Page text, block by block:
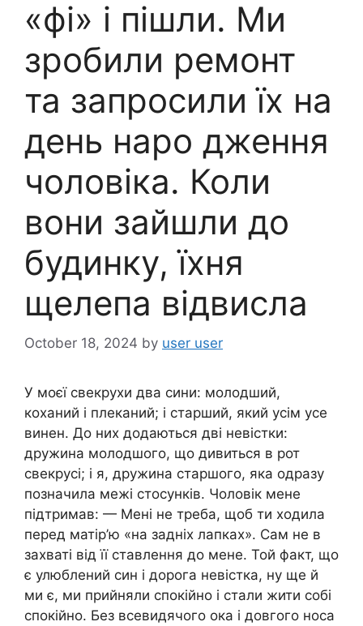
«фі» і пішли. Ми
зробили ремонт
та запросили їх на
день наро дження
чоловіка. Коли
вони зайшли до
будинку, їхня
щелепа відвисла
October 18, 2024 by user user
У моєї свекрухи два сини: молодший,
коханий і плеканий; і старший, який усім усе
винен. До них додаються дві невістки:
дружина молодшого, що дивиться в рот
свекрусі; і я, дружина старшого, яка одразу
позначила межі стосунків. Чоловік мене
підтримав: — Мені не треба, щоб ти ходила
перед матір’ю «на задніх лапках». Сам не в
захваті від її ставлення до мене. Той факт, що
є улюблений син і дорога невістка, ну ще й
ми є, ми прийняли спокійно і стали жити собі
спокійно. Без всевидячого ока і довгого носа